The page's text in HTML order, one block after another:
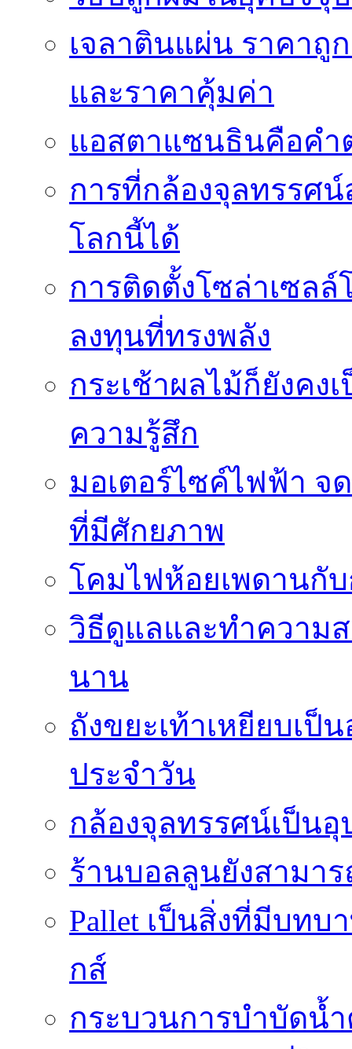
เจลาตินแผ่น ราคาถู
และราคาคุ้มค่า
แอสตาแซนธินคือค
การที่กล้องจุลทรรศ
โลกนี้ได้
การติดตั้งโซล่าเซลล์
ลงทุนที่ทรงพลัง
กระเช้าผลไม้ก็ยังคง
ความรู้สึก
มอเตอร์ไซค์ไฟฟ้า จ
ที่มีศักยภาพ
โคมไฟห้อยเพดานกั
วิธีดูแลและทำความ
นาน
ถังขยะเท้าเหยียบเ
ประจำวัน
กล้องจุลทรรศน์เป็น
ร้านบอลลูนยังสามาร
Pallet เป็นสิ่งที่มีบท
กส์
กระบวนการบำบัดน้